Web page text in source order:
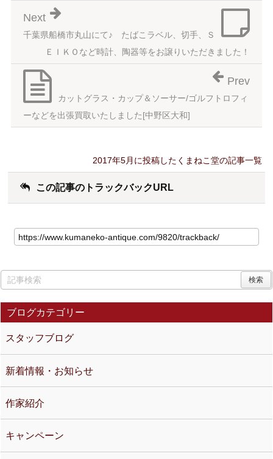
千葉県船橋市丸山にて♪ たばこラベル、切手、Ｓ
ＥＩＫＯなど時計、陶器等をお譲りいただきました！
Next
カットグラス・カップ＆ソーサー/ゴルフトロフィ
ーなどを出張買取いたしました[中野区大和]
Prev
2017年5月に投稿したくまねこ堂の記事一覧
この記事のトラックバックURL
ブログカテゴリー
スタッフブログ
新着情報・お知らせ
作家紹介
キャンペーン